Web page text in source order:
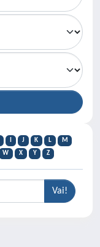
J K L
M
W X Y Z